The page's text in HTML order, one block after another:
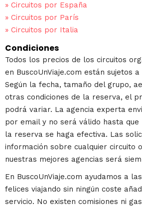
» Circuitos por España
» Circuitos por París
» Circuitos por Italia
Condiciones
Todos los precios de los circuitos
en BuscoUnViaje.com están sujetos
Según la fecha, tamaño del grupo,
otras condiciones de la reserva, el
podrá variar. La agencia experta
por email y no será válido hasta
la reserva se haga efectiva. Las
información sobre cualquier circuito
nuestras mejores agencias será
En BuscoUnViaje.com ayudamos a
felices viajando sin ningún coste
servicio. No existen comisiones ni